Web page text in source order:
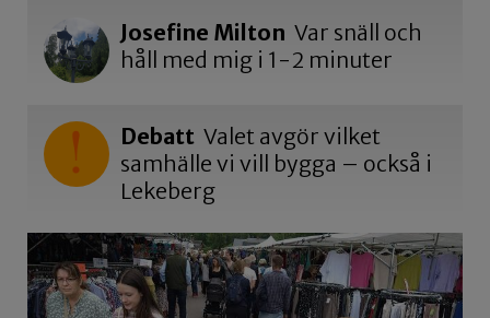
Josefine Milton Var snäll och
håll med mig i 1-2 minuter
Debatt Valet avgör vilket
samhälle vi vill bygga – också i
Lekeberg